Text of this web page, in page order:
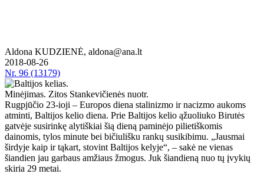
Aldona KUDZIENĖ, aldona@ana.lt
2018-08-26
Nr. 96 (13179)
Minėjimas. Zitos Stankevičienės nuotr.
Rugpjūčio 23-ioji – Europos diena stalinizmo ir nacizmo aukoms
atminti, Baltijos kelio diena. Prie Baltijos kelio ąžuoliuko Birutės
gatvėje susirinkę alytiškiai šią dieną paminėjo pilietiškomis
dainomis, tylos minute bei bičiulišku rankų susikibimu. „Jausmai
širdyje kaip ir tąkart, stovint Baltijos kelyje“, – sakė ne vienas
šiandien jau garbaus amžiaus žmogus. Juk šiandieną nuo tų įvykių
skiria 29 metai.